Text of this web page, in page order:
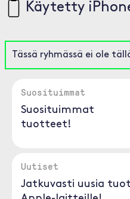
Käytetty
Tässä ryhmässä ei ole
Suosituimmat
Suosituimmat
tuotteet!
Uutiset
Jatkuvasti uusia